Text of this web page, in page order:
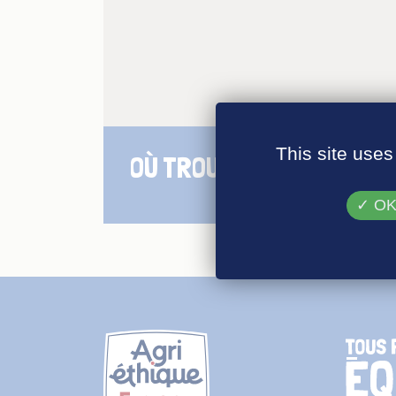
OÙ TROUVER NOSThis site